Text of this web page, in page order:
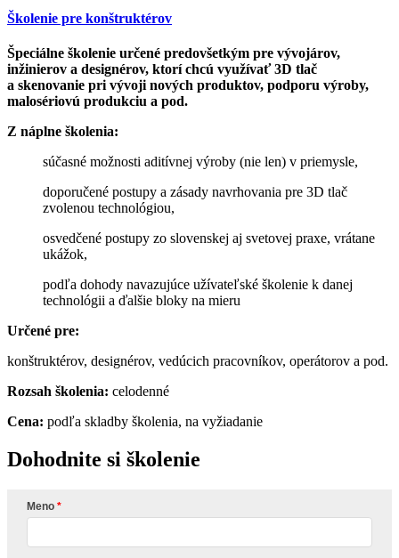
Školenie pre konštruktérov
Špeciálne školenie určené predovšetkým pre vývojárov,
inžinierov a designérov, ktorí chcú využívať 3D tlač
a skenovanie pri vývoji nových produktov, podporu výroby,
malosériovú produkciu a pod.
Z náplne školenia:
súčasné možnosti aditívnej výroby (nie len) v priemysle,
doporučené postupy a zásady navrhovania pre 3D tlač
zvolenou technológiou,
osvedčené postupy zo slovenskej aj svetovej praxe, vrátane
ukážok,
podľa dohody navazujúce užívateľské školenie k danej
technológii a ďalšie bloky na mieru
Určené pre:
konštruktérov, designérov, vedúcich pracovníkov, operátorov a pod.
Rozsah školenia: celodenné
Cena: podľa skladby školenia, na vyžiadanie
Dohodnite si školenie
Meno